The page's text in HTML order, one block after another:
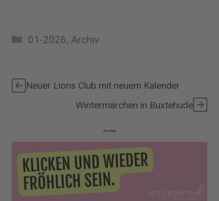
Kategorien
01-2026, Archiv
Neuer Lions Club mit neuem Kalender
Wintermärchen in Buxtehude
Anzeige